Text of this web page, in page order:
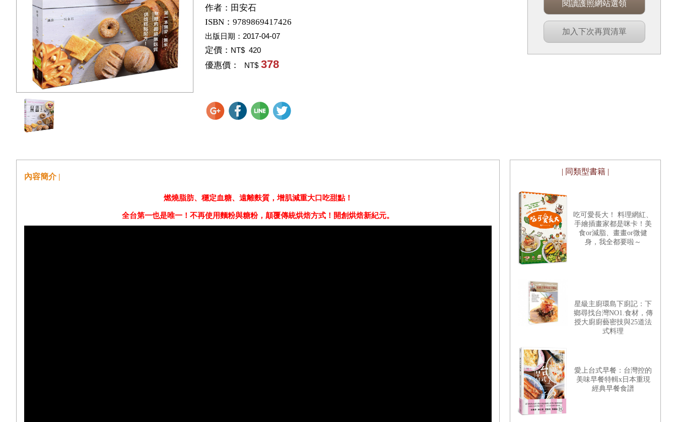
作者： 田安石
ISBN：9789869417426
出版日期： 2017-04-07
定價： NT$ 420
優惠價： NT$ 378
閱讀護照網站選領
加入下次再買清單
內容簡介 |
燃燒脂肪、穩定血糖、遠離麩質，增肌減重大口吃甜點！
全台第一也是唯一！不再使用麵粉與糖粉，顛覆傳統烘焙方式！開創烘焙新紀元。
| 同類型書籍 |
吃可愛長大！ 料理網紅、
手繪插畫家都是咪卡！美
食or減脂、畫畫or微健
身，我全都要啦～
星級主廚環島下廚記：下
鄉尋找台灣NO1.食材，傳
授大廚廚藝密技與25道法
式料理
愛上台式早餐：台灣控的
美味早餐特輯x日本重現
經典早餐食譜